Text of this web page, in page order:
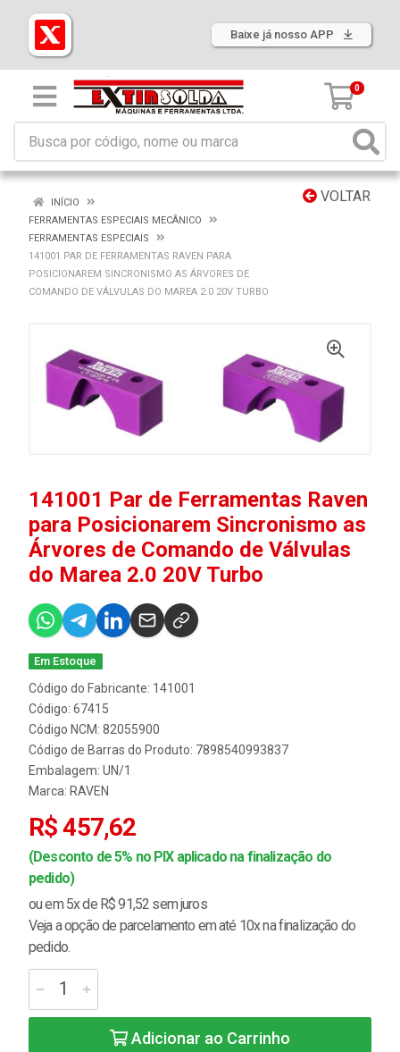
Baixe já nosso APP
0
VOLTAR
INÍCIO
FERRAMENTAS ESPECIAIS MECÂNICO
FERRAMENTAS ESPECIAIS
141001 PAR DE FERRAMENTAS RAVEN PARA
POSICIONAREM SINCRONISMO AS ÁRVORES DE
COMANDO DE VÁLVULAS DO MAREA 2.0 20V TURBO
141001 Par de Ferramentas Raven
para Posicionarem Sincronismo as
Árvores de Comando de Válvulas
do Marea 2.0 20V Turbo
Em Estoque
Código do Fabricante: 141001
Código: 67415
Código NCM: 82055900
Código de Barras do Produto: 7898540993837
Embalagem: UN/1
Marca: RAVEN
R$ 457,62
(Desconto de 5% no PIX aplicado na finalização do
pedido)
ou em 5x de R$ 91,52 sem juros
Veja a opção de parcelamento em até 10x na finalização do
pedido.
Adicionar ao Carrinho